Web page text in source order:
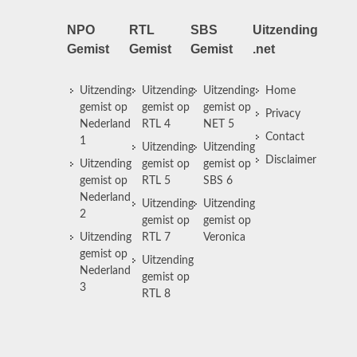
NPO
Gemist
Uitzending
gemist op
Nederland
1
Uitzending
gemist op
Nederland
2
Uitzending
gemist op
Nederland
3
RTL
Gemist
Uitzending
gemist op
RTL 4
Uitzending
gemist op
RTL 5
Uitzending
gemist op
RTL 7
Uitzending
gemist op
RTL 8
SBS
Gemist
Uitzending
gemist op
NET 5
Uitzending
gemist op
SBS 6
Uitzending
gemist op
Veronica
Uitzending
.net
Home
Privacy
Contact
Disclaimer